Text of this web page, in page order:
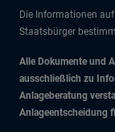
Die Informationen
Staatsbürger
Alle Dokumente und
ausschließlich zu
Anlageberatung
Anlageentscheidung